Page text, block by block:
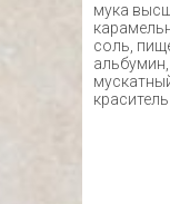
мука
соль,
краситель